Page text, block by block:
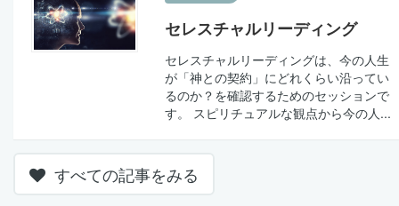
セレスチャルリーディング
セレスチャルリーディングは、今の人生
が「神との契約」にどれくらい沿ってい
るのか？を確認するためのセッションで
す。 スピリチュアルな観点から今の人...
すべての記事をみる